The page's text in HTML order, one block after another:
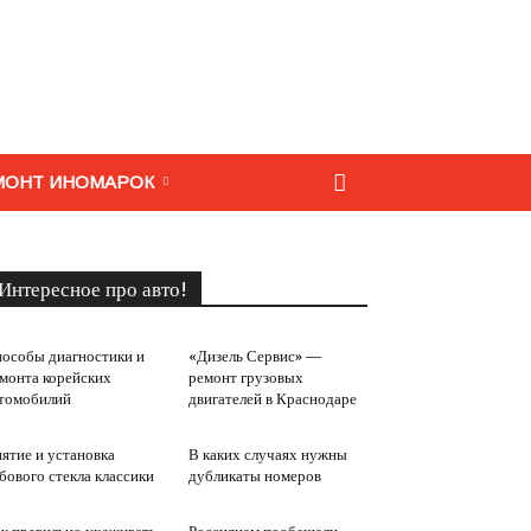
ИНОМАРОК
про авто!
диагностики и
корейских
«Дизель Сервис» —
ремонт грузовых
двигателей в Краснодаре
и установка
стекла классики
В каких случаях нужны
дубликаты номеров